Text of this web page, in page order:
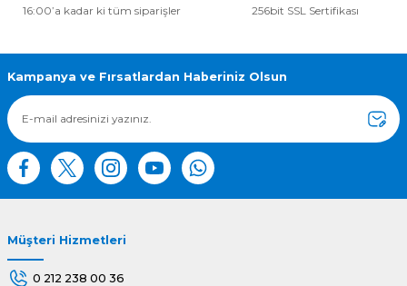
Ürün bilgilerinde hatalar bulunuyor.
Ürün fiyatı diğer sitelerden daha pahalı.
Bu ürüne benzer farklı alternatifler olmalı.
16:00’a kadar ki tüm siparişler
256bit SSL Sertifikası
Kampanya ve Fırsatlardan Haberiniz Olsun
Müşteri Hizmetleri
0 212 238 00 36